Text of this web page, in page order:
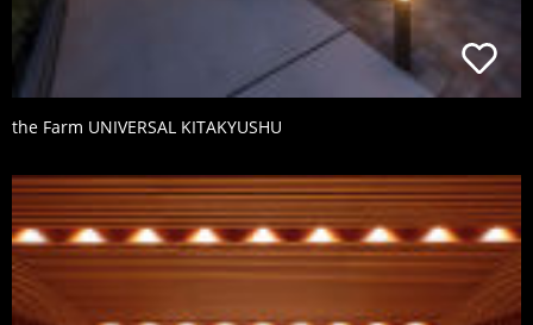
the Farm UNIVERSAL KITAKYUSHU